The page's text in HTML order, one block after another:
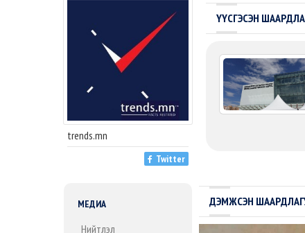
trends.mn
Twitter
МЕДИА
Нийтлэл
ҮҮСГЭСЭН
ДЭМЖСЭН